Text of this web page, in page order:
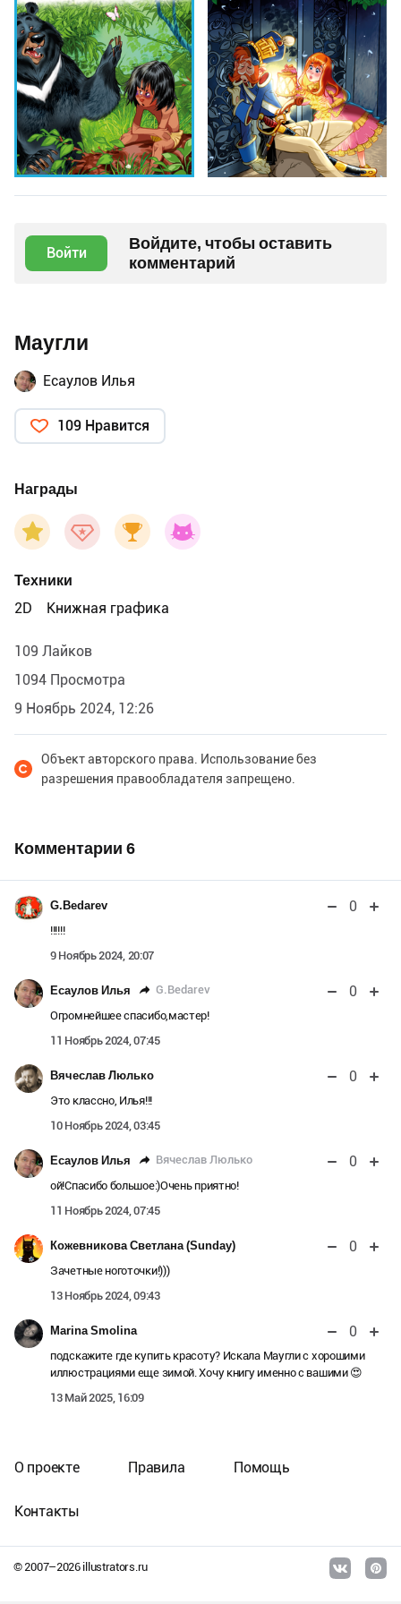
Войти
Войдите, чтобы оставить
комментарий
Маугли
Есаулов Илья
109 Нравится
Награды
Техники
2D
Книжная графика
109 Лайков
1094 Просмотра
9 Ноябрь 2024, 12:26
Объект авторского права. Использование без
разрешения правообладателя запрещено.
Комментарии 6
G.Bedarev 0
!!!!!!
9 Ноябрь 2024, 20:07
Есаулов Илья G.Bedarev 0
Огромнейшее спасибо,мастер!
11 Ноябрь 2024, 07:45
Вячеслав Люлько 0
Это классно, Илья!!!
10 Ноябрь 2024, 03:45
Есаулов Илья Вячеслав Люлько 0
ой!Спасибо большое:)Очень приятно!
11 Ноябрь 2024, 07:45
Кожевникова Светлана (Sunday) 0
Зачетные ноготочки!)))
13 Ноябрь 2024, 09:43
Marina Smolina 0
подскажите где купить красоту? Искала Маугли с хорошими
иллюстрациями еще зимой. Хочу книгу именно с вашими 😍
13 Май 2025, 16:09
© 2007–2026illustrators.ru
О проекте Правила Помощь
Контакты